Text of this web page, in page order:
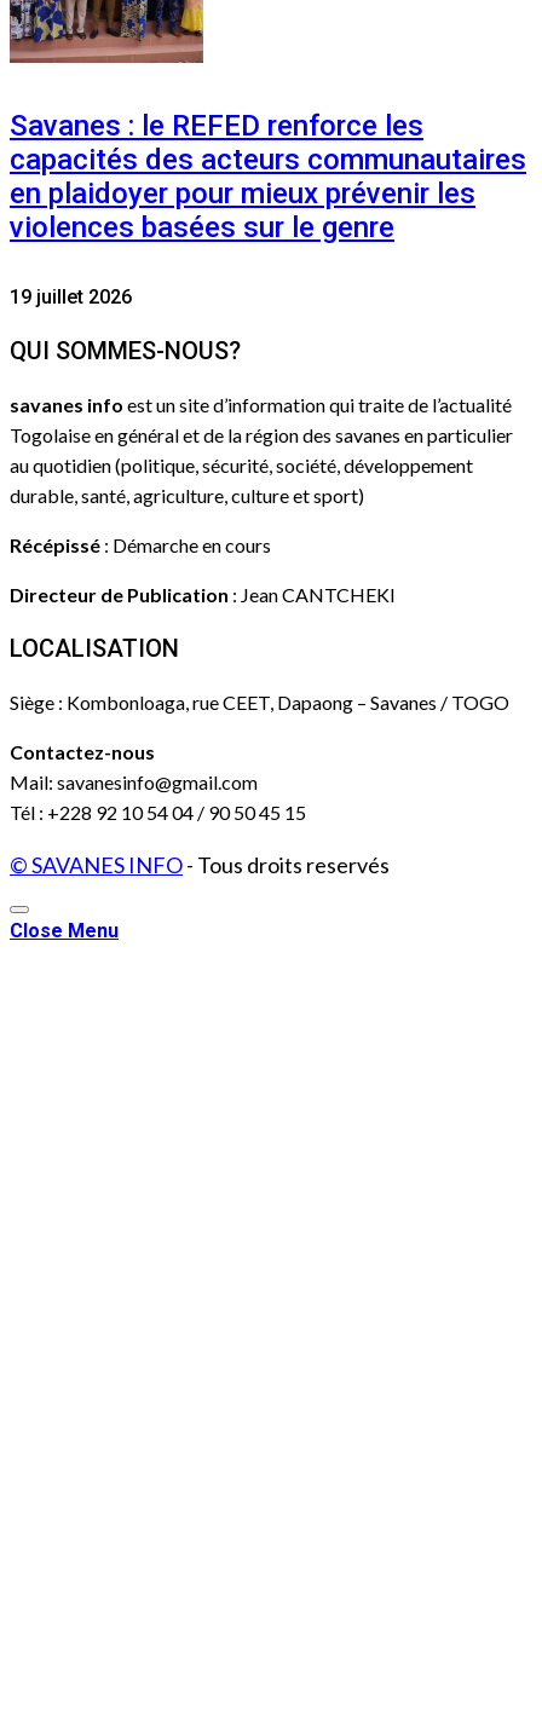
Savanes : le REFED renforce les
capacités des acteurs communautaires
en plaidoyer pour mieux prévenir les
violences basées sur le genre
19 juillet 2026
QUI SOMMES-NOUS?
savanes info est un site d’information qui traite de l’actualité
Togolaise en général et de la région des savanes en particulier
au quotidien (politique, sécurité, société, développement
durable, santé, agriculture, culture et sport)
Récépissé : Démarche en cours
Directeur de Publication : Jean CANTCHEKI
LOCALISATION
Siège : Kombonloaga, rue CEET, Dapaong – Savanes / TOGO
Contactez-nous
Mail: savanesinfo@gmail.com
Tél : +228 92 10 54 04 / 90 50 45 15
© SAVANES INFO- Tous droits reservés
Close Menu